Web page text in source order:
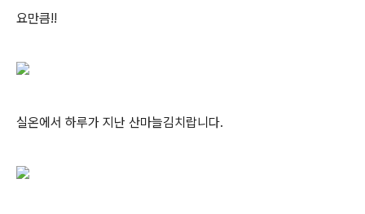
요만큼!!
실온에서 하루가 지난 산마늘김치랍니다.